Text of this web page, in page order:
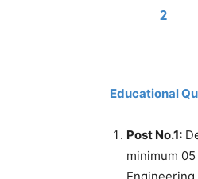
2
Educational
Post No.1:
minimum